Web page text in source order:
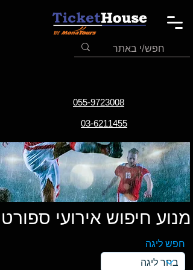
055-9723008
03-6211455
מנוע חיפוש אירועי ספורט
חפש ליגה